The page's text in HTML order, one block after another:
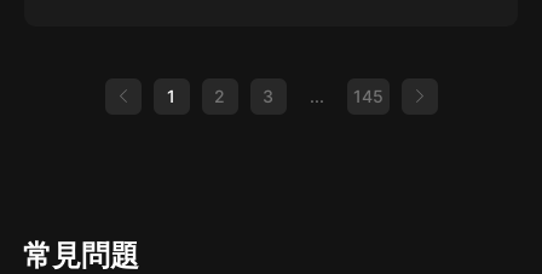
1 2 3 ... 145
常見問題